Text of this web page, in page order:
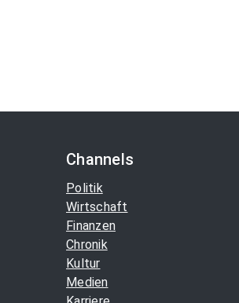
Channels
Politik
Wirtschaft
Finanzen
Chronik
Kultur
Medien